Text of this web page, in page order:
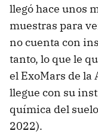
llegó hace unos
muestras para
no cuenta con
tanto, lo que le
el ExoMars de la
llegue con su
química del
2022).